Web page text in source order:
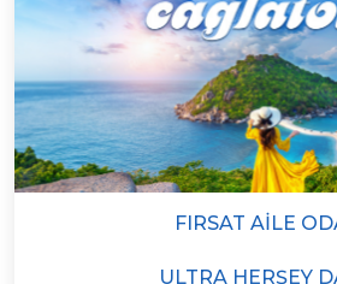
FIRSAT AILE
ULTRA HERŞEY